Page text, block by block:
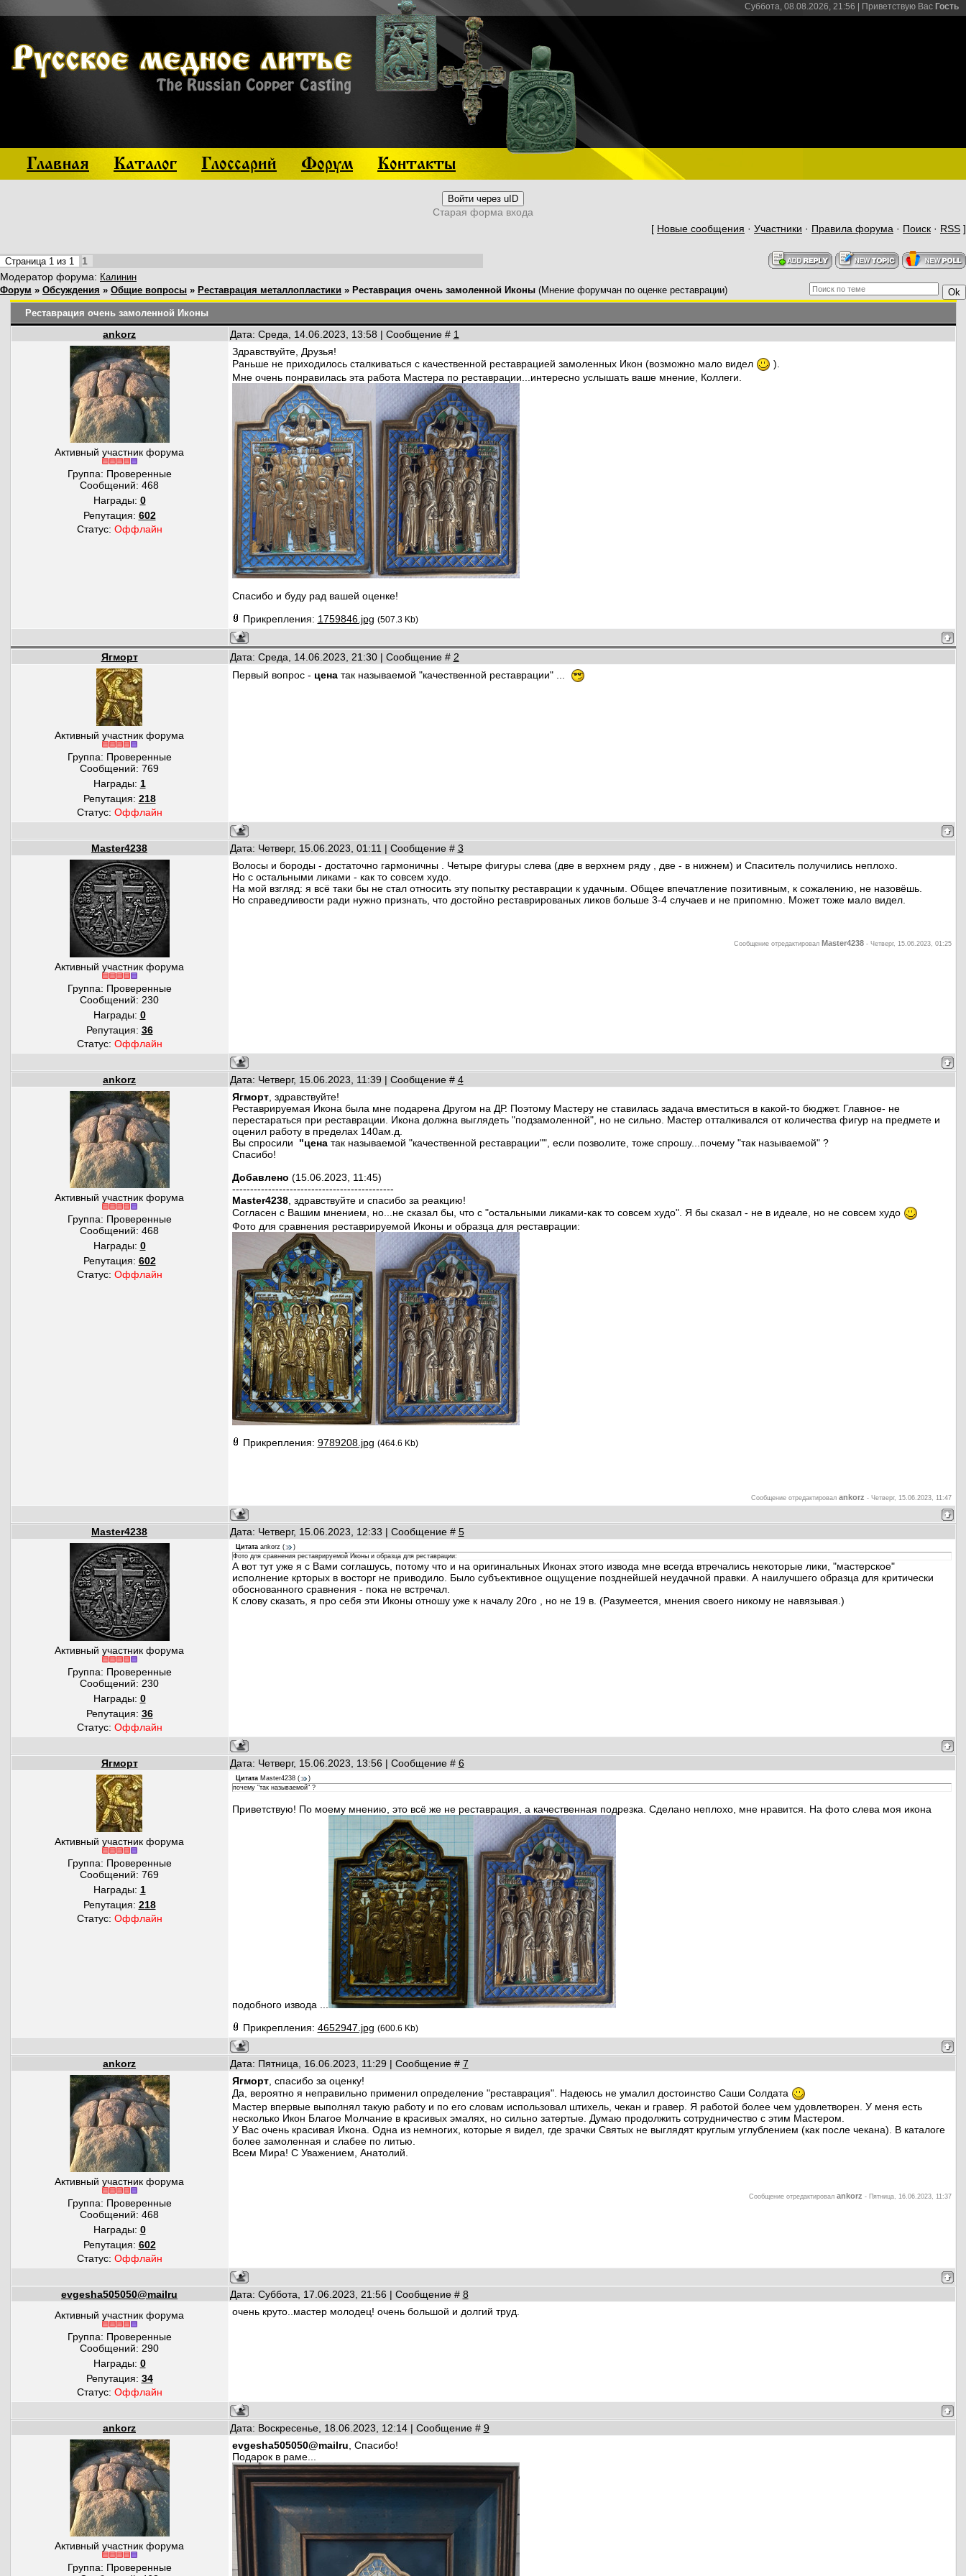
Суббота, 08.08.2026, 21:56 | Приветствую Вас Гость
Главная Каталог Глоссарий Форум Контакты
Войти через uID
Старая форма входа
[ Новые сообщения · Участники · Правила форума · Поиск · RSS ]
Страница 1 из 1
1
Модератор форума: Калинин
Форум » Обсуждения » Общие вопросы » Реставрация металлопластики » Реставрация очень замоленной Иконы (Мнение форумчан по оценке реставрации)
Реставрация очень замоленной Иконы
ankorz Дата: Среда, 14.06.2023, 13:58 | Сообщение # 1
Активный участник форума
Группа: Проверенные
Сообщений: 468
Награды: 0
Репутация: 602
Статус: Оффлайн
Здравствуйте, Друзья!
Раньше не приходилось сталкиваться с качественной реставрацией замоленных Икон (возможно мало видел
).
Мне очень понравилась эта работа Мастера по реставрации...интересно услышать ваше мнение, Коллеги.
Спасибо и буду рад вашей оценке!
Прикрепления: 1759846.jpg (507.3 Kb)
Ягморт Дата: Среда, 14.06.2023, 21:30 | Сообщение # 2
Активный участник форума
Группа: Проверенные
Сообщений: 769
Награды: 1
Репутация: 218
Статус: Оффлайн
Первый вопрос - ценатак называемой "качественной реставрации" ...
Master4238 Дата: Четверг, 15.06.2023, 01:11 | Сообщение # 3
Активный участник форума
Группа: Проверенные
Сообщений: 230
Награды: 0
Репутация: 36
Статус: Оффлайн
Волосы и бороды - достаточно гармоничны . Четыре фигуры слева (две в верхнем ряду , две - в нижнем) и Спаситель получились неплохо.
Но с остальными ликами - как то совсем худо.
На мой взгляд: я всё таки бы не стал относить эту попытку реставрации к удачным. Общее впечатление позитивным, к сожалению, не назовёшь.
Но справедливости ради нужно признать, что достойно реставрированых ликов больше 3-4 случаев и не припомню. Может тоже мало видел.
Сообщение отредактировал Master4238- Четверг, 15.06.2023, 01:25
ankorz Дата: Четверг, 15.06.2023, 11:39 | Сообщение # 4
Активный участник форума
Группа: Проверенные
Сообщений: 468
Награды: 0
Репутация: 602
Статус: Оффлайн
Ягморт, здравствуйте!
Реставрируемая Икона была мне подарена Другом на ДР. Поэтому Мастеру не ставилась задача вместиться в какой-то бюджет. Главное- не
перестараться при реставрации. Икона должна выглядеть "подзамоленной", но не сильно. Мастер отталкивался от количества фигур на предмете и
оценил работу в пределах 140ам.д.
Вы спросили "ценатак называемой "качественной реставрации"", если позволите, тоже спрошу...почему "так называемой" ?
Спасибо!
Добавлено (15.06.2023, 11:45)
---------------------------------------------
Master4238, здравствуйте и спасибо за реакцию!
Согласен с Вашим мнением, но...не сказал бы, что с "остальными ликами-как то совсем худо". Я бы сказал - не в идеале, но не совсем худо
Фото для сравнения реставрируемой Иконы и образца для реставрации:
Прикрепления: 9789208.jpg (464.6 Kb)
Сообщение отредактировал ankorz - Четверг, 15.06.2023, 11:47
Master4238 Дата: Четверг, 15.06.2023, 12:33 | Сообщение # 5
Активный участник форума
Группа: Проверенные
Сообщений: 230
Награды: 0
Репутация: 36
Статус: Оффлайн
Цитата ankorz (
)
Фото для сравнения реставрируемой Иконы и образца для реставрации:
А вот тут уже я с Вами соглашусь, потому что и на оригинальных Иконах этого извода мне всегда втречались некоторые лики, "мастерское"
исполнение крторых в восторг не приводило. Было субъективное ощущение позднейшей неудачной правки. А наилучшего образца для критически
обоснованного сравнения - пока не встречал.
К слову сказать, я про себя эти Иконы отношу уже к началу 20го , но не 19 в. (Разумеется, мнения своего никому не навязывая.)
Ягморт Дата: Четверг, 15.06.2023, 13:56 | Сообщение # 6
Активный участник форума
Группа: Проверенные
Сообщений: 769
Награды: 1
Репутация: 218
Статус: Оффлайн
Цитата Master4238(
)
почему "так называемой" ?
Приветствую! По моему мнению, это всё же не реставрация, а качественная подрезка. Сделано неплохо, мне нравится. На фото слева моя икона
подобного извода ...
Прикрепления: 4652947.jpg (600.6 Kb)
ankorz Дата: Пятница, 16.06.2023, 11:29 | Сообщение # 7
Активный участник форума
Группа: Проверенные
Сообщений: 468
Награды: 0
Репутация: 602
Статус: Оффлайн
Ягморт, спасибо за оценку!
Да, вероятно я неправильно применил определение "реставрация". Надеюсь не умалил достоинство Саши Солдата
Мастер впервые выполнял такую работу и по его словам использовал штихель, чекан и гравер. Я работой более чем удовлетворен. У меня есть
несколько Икон Благое Молчание в красивых эмалях, но сильно затертые. Думаю продолжить сотрудничество с этим Мастером.
У Вас очень красивая Икона. Одна из немногих, которые я видел, где зрачки Святых не выглядят круглым углублением (как после чекана). В каталоге
более замоленная и слабее по литью.
Всем Мира! С Уважением, Анатолий.
Сообщение отредактировал ankorz - Пятница, 16.06.2023, 11:37
evgesha505050@mailru Дата: Суббота, 17.06.2023, 21:56 | Сообщение # 8
Активный участник форума
Группа: Проверенные
Сообщений: 290
Награды: 0
Репутация: 34
Статус: Оффлайн
очень круто..мастер молодец! очень большой и долгий труд.
ankorz Дата: Воскресенье, 18.06.2023, 12:14 | Сообщение # 9
Активный участник форума
Группа: Проверенные
evgesha505050@mailru , Спасибо!
Подарок в раме...